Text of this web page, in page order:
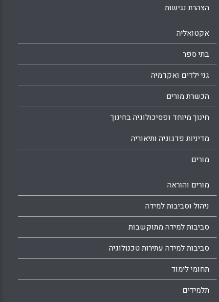
הצהרת נגישות
אקטואליה
בתי ספר
גני ילדים ואקדמיה
הכשרת מורים
חינוך מיוחד ופסיכולוגיה בחינוך
מדיניות פדגוגיה ותיאוריה
מורים
מורים והוראה
ניהול וסביבות למידה
סביבות למידה מתוקשבות
סביבות למידה עתירות טכנולוגיה
תחומי לימוד
תלמידים